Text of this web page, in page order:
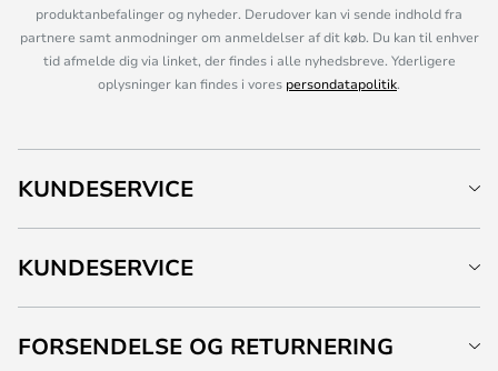
produktanbefalinger og nyheder. Derudover kan vi sende indhold fra
partnere samt anmodninger om anmeldelser af dit køb. Du kan til enhver
tid afmelde dig via linket, der findes i alle nyhedsbreve. Yderligere
oplysninger kan findes i vores persondatapolitik.
KUNDESERVICE
KUNDESERVICE
FORSENDELSE OG RETURNERING